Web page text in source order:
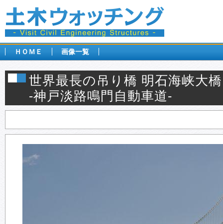
ＨＯＭＥ 画像一覧
世界最長の吊り橋 明石海峡大橋
-神戸淡路鳴門自動車道-